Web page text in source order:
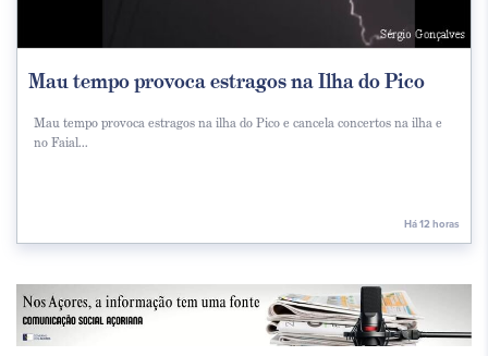
Mau tempo provoca estragos na Ilha do Pico
Mau tempo provoca estragos na ilha do Pico e cancela concertos na ilha e
no Faial...
Há 12 horas